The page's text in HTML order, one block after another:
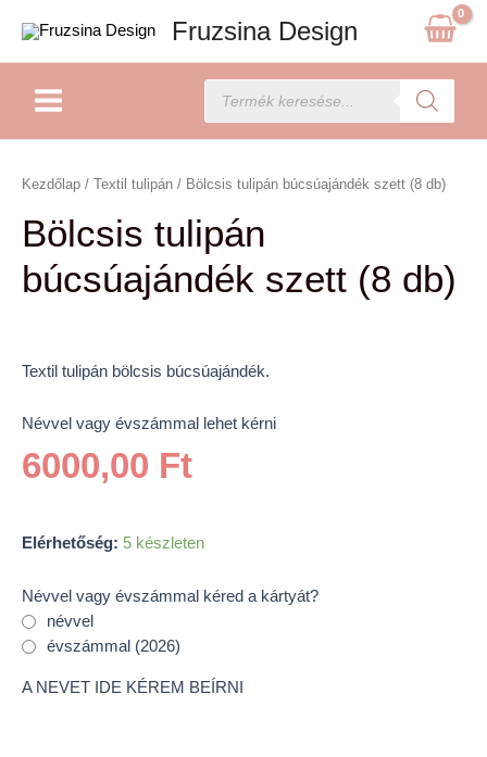
content
Fruzsina Design
Products
search
Kezdőlap / Textil tulipán / Bölcsis tulipán búcsúajándék szett (8 db)
Bölcsis tulipán
búcsúajándék szett (8 db)
Textil tulipán bölcsis búcsúajándék.
Névvel vagy évszámmal lehet kérni
6000,00 Ft
Elérhetőség: 5 készleten
Névvel vagy évszámmal kéred a kártyát?
névvel
évszámmal (2026)
A NEVET IDE KÉREM BEÍRNI
tulipán
szett
(8
db)